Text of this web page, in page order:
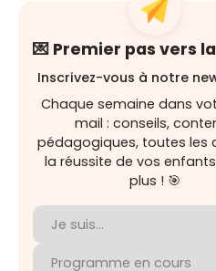
💌 Premier pas vers
Inscrivez-vous à notre
Chaque semaine dans
mail : conseils,
pédagogiques, toutes les
la réussite de vos
plus ! 🎯